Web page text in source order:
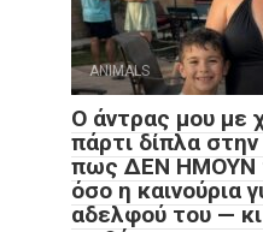
ANIMALS
Ο άντρας μου με
πάρτι δίπλα
πως ΔΕΝ ΗΜΟΥΝ
όσο η καινούρια
αδελφού του —